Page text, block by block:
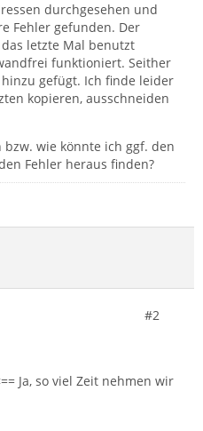
durchgesehen und
Fehler gefunden. Der
letzte Mal benutzt
funktioniert. Seither
gefügt. Ich finde leider
kopieren, ausschneiden
wie könnte ich ggf. den
Fehler heraus finden?
#2
Ja, so viel Zeit nehmen wir